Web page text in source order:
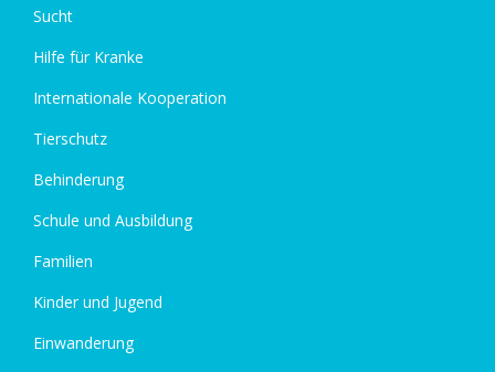
Sucht
Hilfe für Kranke
Internationale Kooperation
Tierschutz
Behinderung
Schule und Ausbildung
Familien
Kinder und Jugend
Einwanderung